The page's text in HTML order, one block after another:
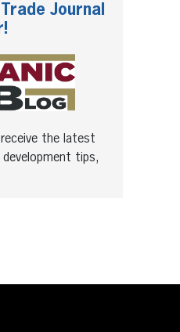
Journal
the latest
tips,